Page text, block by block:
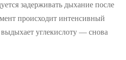
задерживать дыхание после
происходит интенсивный
углекислоту — снова